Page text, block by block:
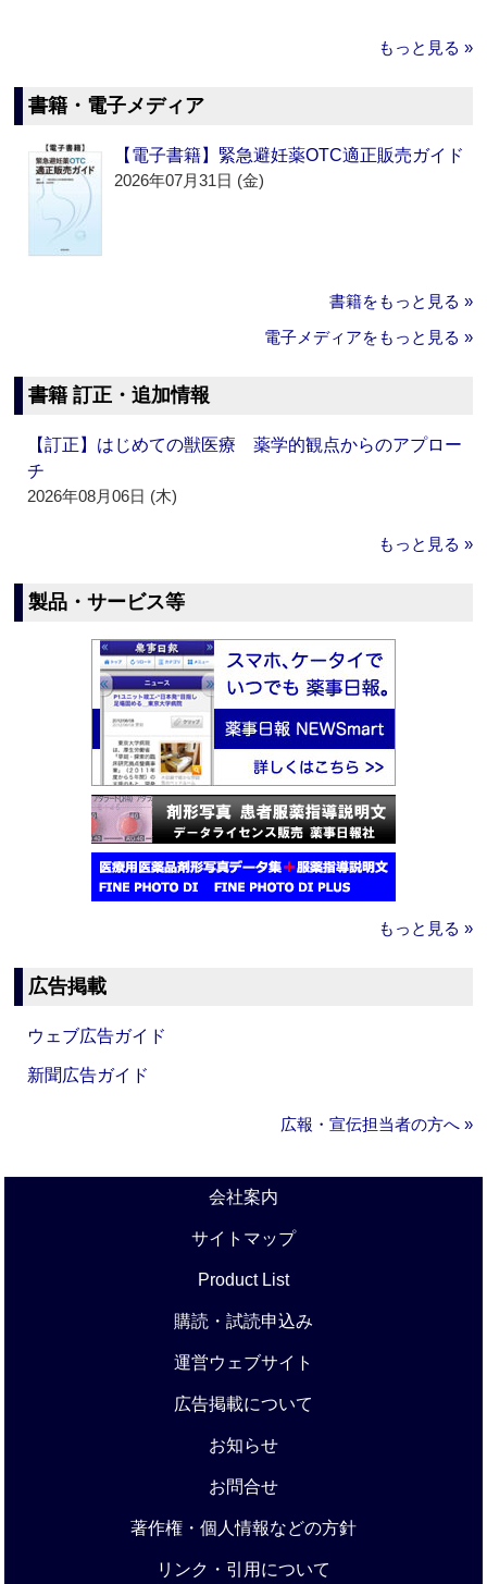
もっと見る »
書籍・電子メディア
【電子書籍】緊急避妊薬OTC適正販売ガイド
2026年07月31日 (金)
書籍をもっと見る »
電子メディアをもっと見る »
書籍 訂正・追加情報
【訂正】はじめての獣医療 薬学的観点からのアプロー
チ
2026年08月06日 (木)
もっと見る »
製品・サービス等
もっと見る »
広告掲載
ウェブ広告ガイド
新聞広告ガイド
広報・宣伝担当者の方へ »
会社案内
サイトマップ
Product List
購読・試読申込み
運営ウェブサイト
広告掲載について
お知らせ
お問合せ
著作権・個人情報などの方針
リンク・引用について